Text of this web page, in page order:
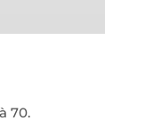
70.